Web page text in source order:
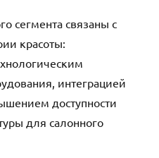
сегмента связаны с
красоты:
интеграцией
доступности
для салонного